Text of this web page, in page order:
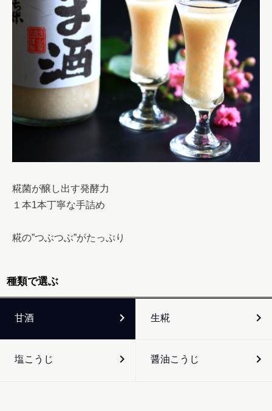
糀菌が醸し出す発酵力
１本1本丁寧な手詰め
糀の”つぶつぶ”がたっぷり
種類で選ぶ
甘酒 生糀
塩こうじ 醤油こうじ